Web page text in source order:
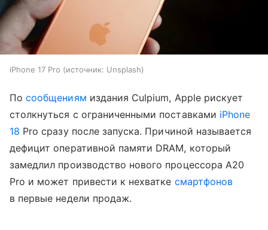
iPhone 17 Pro источник: Unsplash
Посообщениям издания Culpium, Apple рискует
столкнуться с ограниченными поставками iPhone
18 Pro сразу после запуска. Причиной называется
дефицит оперативной памяти DRAM, который
замедлил производство нового процессора A20
Pro и может привести к нехватке смартфонов
в первые недели продаж.